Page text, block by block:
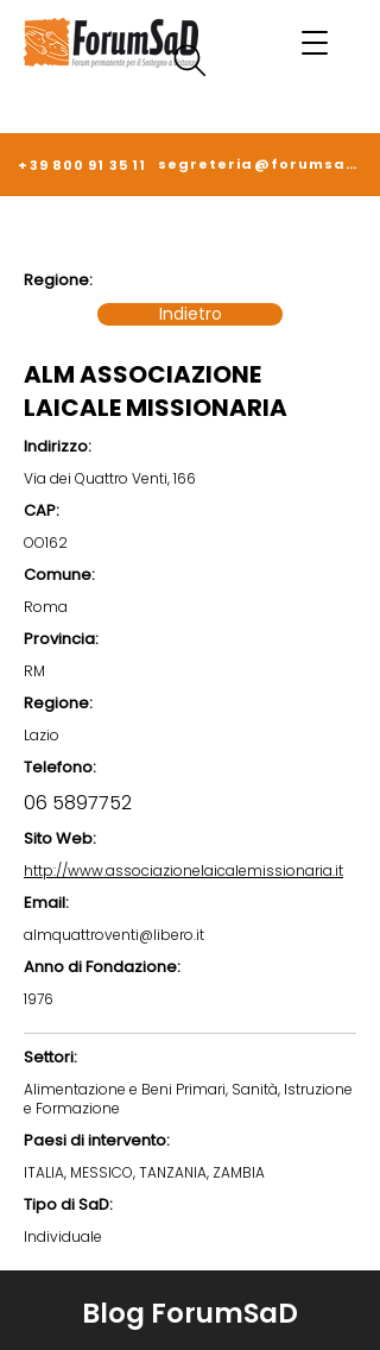
+39 800 91 35 11 segreteria@forumsad.it
Regione:
Indietro
ALM ASSOCIAZIONE
LAICALE MISSIONARIA
Indirizzo:
Via dei Quattro Venti, 166
CAP:
OO162
Comune:
Roma
Provincia:
RM
Regione:
Lazio
Telefono:
06 5897752
Sito Web:
http://www.associazionelaicalemissionaria.it
Email:
almquattroventi@libero.it
Anno di Fondazione:
1976
Settori:
Alimentazione e Beni Primari, Sanità, Istruzione
e Formazione
Paesi di intervento:
ITALIA, MESSICO, TANZANIA, ZAMBIA
Tipo di SaD:
Individuale
Blog ForumSaD